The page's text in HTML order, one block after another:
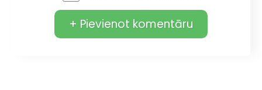
+ Pievienot komentāru